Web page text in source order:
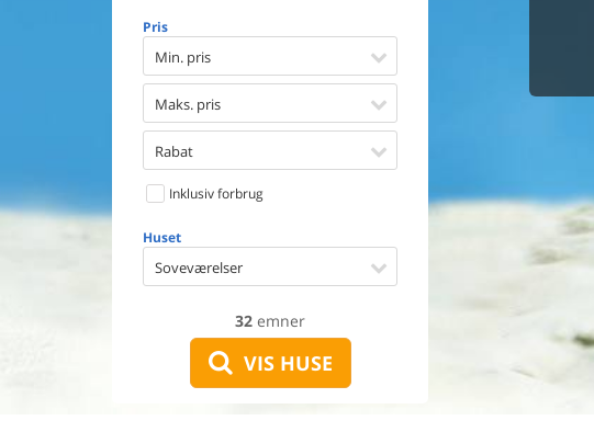
Pris
Min. pris
Maks. pris
Rabat
Inklusiv forbrug
Huset
Soveværelser
32 emner
VIS HUSE
Aircondition
Ladestander til elbil